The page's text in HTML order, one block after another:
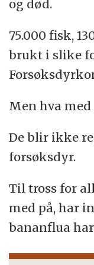
og død.
75.000 fisk,
brukt i slike
Men hva
De blir ikke
forsøksdyr.
Til tross for
med på, har
bananflua